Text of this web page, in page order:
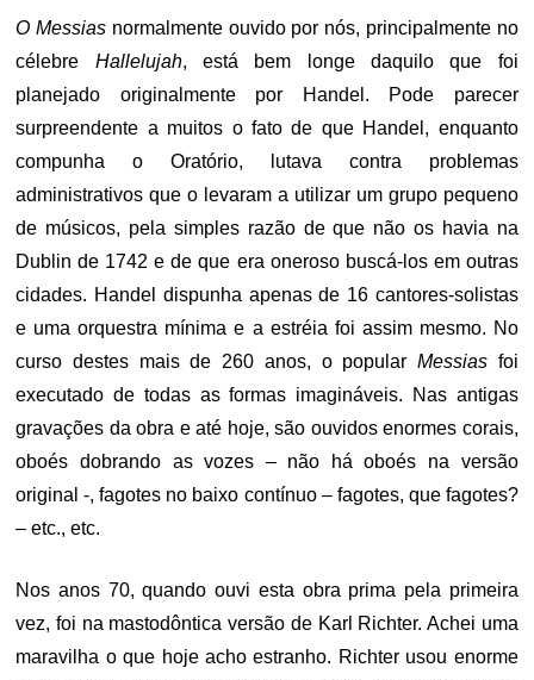
O Messias normalmente ouvido por nós, principalmente no
célebre Hallelujah, está bem longe daquilo que foi
planejado originalmente por Handel. Pode parecer
surpreendente a muitos o fato de que Handel, enquanto
compunha o Oratório, lutava contra problemas
administrativos que o levaram a utilizar um grupo pequeno
de músicos, pela simples razão de que não os havia na
Dublin de 1742 e de que era oneroso buscá-los em outras
cidades. Handel dispunha apenas de 16 cantores-solistas
e uma orquestra mínima e a estréia foi assim mesmo. No
curso destes mais de 260 anos, o popular Messiasfoi
executado de todas as formas imagináveis. Nas antigas
gravações da obra e até hoje, são ouvidos enormes corais,
oboés dobrando as vozes – não há oboés na versão
original -, fagotes no baixo contínuo – fagotes, que fagotes?
– etc., etc.
Nos anos 70, quando ouvi esta obra prima pela primeira
vez, foi na mastodôntica versão de Karl Richter. Achei uma
maravilha o que hoje acho estranho. Richter usou enorme